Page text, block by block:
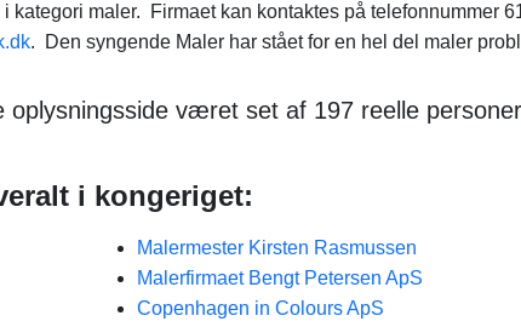
kategori maler. Firmaet kan kontaktes på telefonnummer
. Den syngende Maler har stået for en hel del maler
oplysningsside været set af 197 reelle
i kongeriget:
Malermester Kirsten Rasmussen
Malerfirmaet Bengt Petersen ApS
Copenhagen in Colours ApS